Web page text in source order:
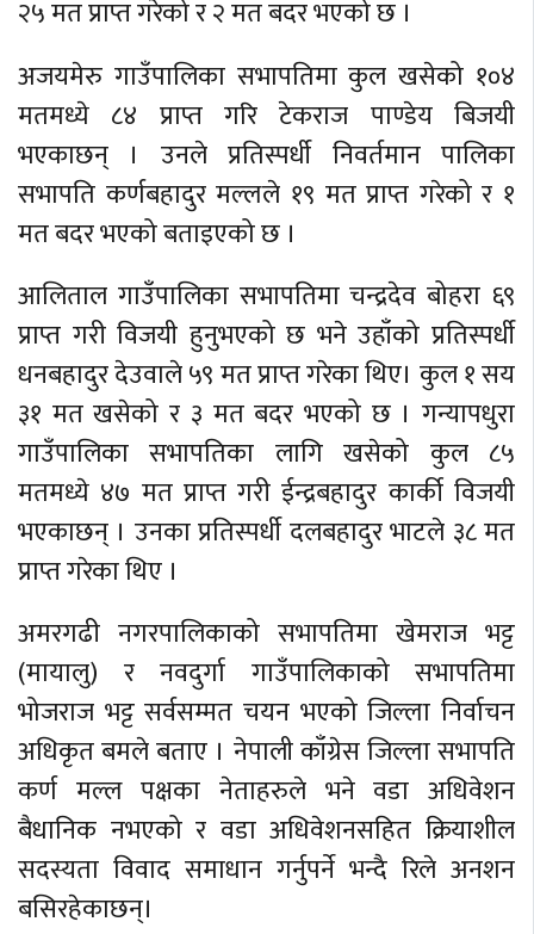
२५ मत प्राप्त गरेको र २ मत बदर भएको छ ।
अजयमेरु गाउँपालिका सभापतिमा कुल खसेको १०४
मतमध्ये ८४ प्राप्त गरि टेकराज पाण्डेय बिजयी
भएकाछन् । उनले प्रतिस्पर्धी निवर्तमान पालिका
सभापति कर्णबहादुर मल्लले १९ मत प्राप्त गरेको र १
मत बदर भएको बताइएको छ ।
आलिताल गाउँपालिका सभापतिमा चन्द्रदेव बोहरा ६९
प्राप्त गरी विजयी हुनुभएको छ भने उहाँको प्रतिस्पर्धी
धनबहादुर देउवाले ५९ मत प्राप्त गरेका थिए। कुल १ सय
३१ मत खसेको र ३ मत बदर भएको छ । गन्यापधुरा
गाउँपालिका सभापतिका लागि खसेको कुल ८५
मतमध्ये ४७ मत प्राप्त गरी ईन्द्रबहादुर कार्की विजयी
भएकाछन् । उनका प्रतिस्पर्धी दलबहादुर भाटले ३८ मत
प्राप्त गरेका थिए ।
अमरगढी नगरपालिकाको सभापतिमा खेमराज भट्ट
(मायालु) र नवदुर्गा गाउँपालिकाको सभापतिमा
भोजराज भट्ट सर्वसम्मत चयन भएको जिल्ला निर्वाचन
अधिकृत बमले बताए । नेपाली काँग्रेस जिल्ला सभापति
कर्ण मल्ल पक्षका नेताहरुले भने वडा अधिवेशन
बैधानिक नभएको र वडा अधिवेशनसहित क्रियाशील
सदस्यता विवाद समाधान गर्नुपर्ने भन्दै रिले अनशन
बसिरहेकाछन्।